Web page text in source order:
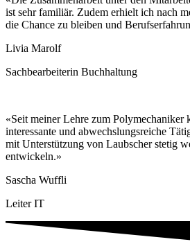
ist sehr familiär. Zudem erhielt ich nach
die Chance zu bleiben und
Livia Marolf
Sachbearbeiterin Buchhaltung
«Seit meiner Lehre zum Polymechaniker
interessante und abwechslungsreiche
mit Unterstützung von Laubscher stetig
entwickeln.»
Sascha Wuffli
Leiter IT